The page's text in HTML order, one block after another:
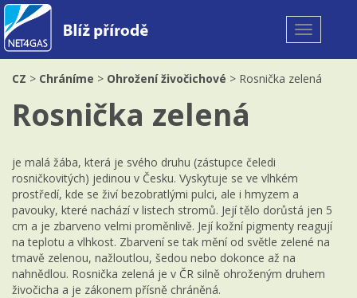
Toggle
navigation
CZ > Chráníme > Ohrožení živočichové > Rosnička zelená
Rosnička zelená
je malá žába, která je svého druhu (zástupce čeledi
rosničkovitých) jedinou v Česku. Vyskytuje se ve vlhkém
prostředí, kde se živí bezobratlými pulci, ale i hmyzem a
pavouky, které nachází v listech stromů. Její tělo dorůstá jen 5
cm a je zbarveno velmi proměnlivě. Její kožní pigmenty reagují
na teplotu a vlhkost. Zbarvení se tak mění od světle zelené na
tmavě zelenou, nažloutlou, šedou nebo dokonce až na
nahnědlou. Rosnička zelená je v ČR silně ohroženým druhem
živočicha a je zákonem přísně chráněná.